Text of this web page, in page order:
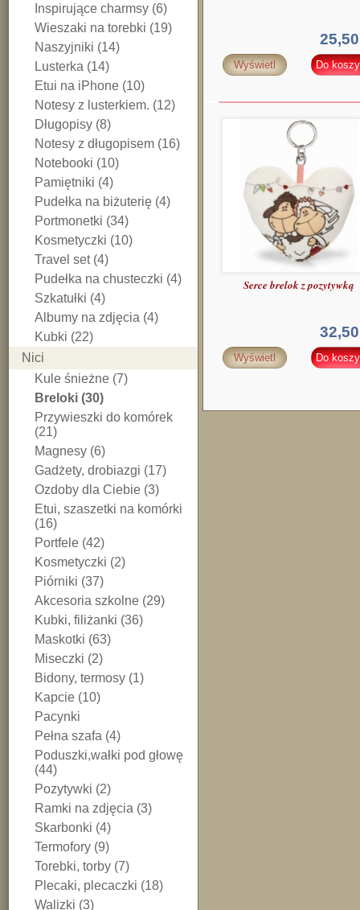
Inspirujące charmsy (6)
Wieszaki na torebki (19)
Naszyjniki (14)
Lusterka (14)
Etui na iPhone (10)
Notesy z lusterkiem. (12)
Długopisy (8)
Notesy z długopisem (16)
Notebooki (10)
Pamiętniki (4)
Pudełka na biżuterię (4)
Portmonetki (34)
Kosmetyczki (10)
Travel set (4)
Pudełka na chusteczki (4)
Szkatułki (4)
Albumy na zdjęcia (4)
Kubki (22)
Nici
Kule śnieżne (7)
Breloki (30)
Przywieszki do komórek
(21)
Magnesy (6)
Gadżety, drobiazgi (17)
Ozdoby dla Ciebie (3)
Etui, szaszetki na komórki
(16)
Portfele (42)
Kosmetyczki (2)
Piórniki (37)
Akcesoria szkolne (29)
Kubki, filiżanki (36)
Maskotki (63)
Miseczki (2)
Bidony, termosy (1)
Kapcie (10)
Pacynki
Pełna szafa (4)
Poduszki,wałki pod głowę
(44)
Pozytywki (2)
Ramki na zdjęcia (3)
Skarbonki (4)
Termofory (9)
Torebki, torby (7)
Plecaki, plecaczki (18)
Walizki (3)
25,50
Wyświetl Do
Serce brelok z pozytywką
32,50
Wyświetl Do